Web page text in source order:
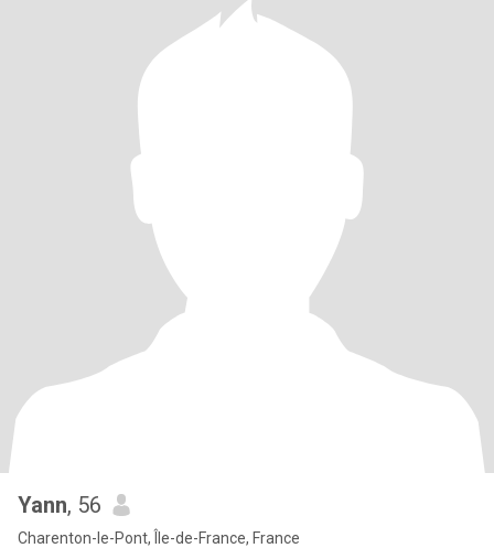
Yann, 56
Charenton-le-Pont, Île-de-France, France